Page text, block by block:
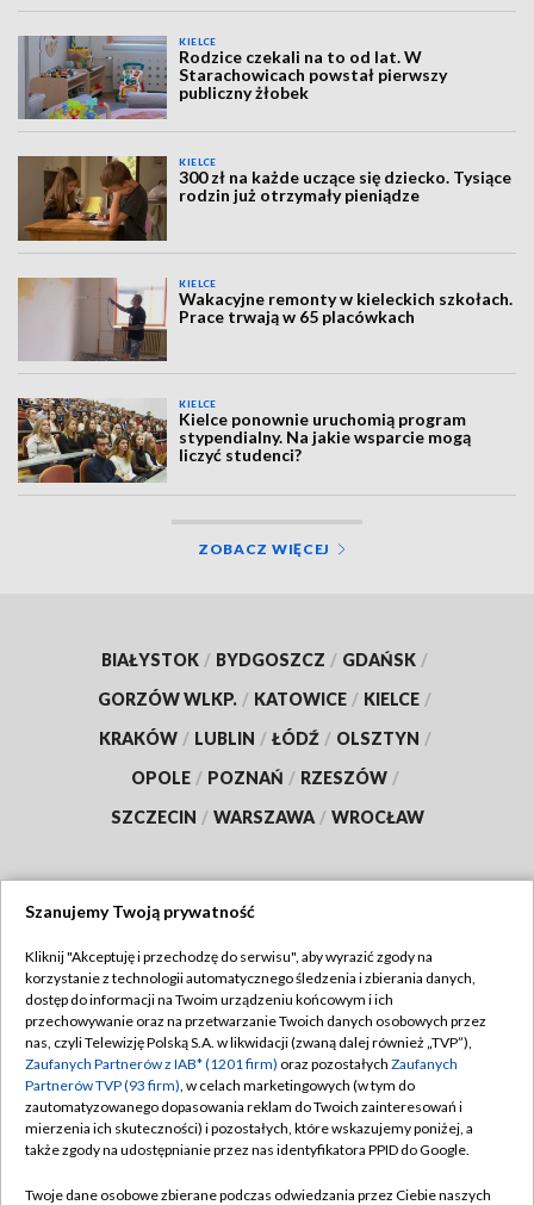
KIELCE
Rodzice czekali na to od lat. W
Starachowicach powstał pierwszy
publiczny żłobek
KIELCE
300 zł na każde uczące się dziecko. Tysiące
rodzin już otrzymały pieniądze
KIELCE
Wakacyjne remonty w kieleckich szkołach.
Prace trwają w 65 placówkach
KIELCE
Kielce ponownie uruchomią program
stypendialny. Na jakie wsparcie mogą
liczyć studenci?
ZOBACZ WIĘCEJ
BIAŁYSTOK / BYDGOSZCZ / GDAŃSK /
GORZÓW WLKP. / KATOWICE / KIELCE /
KRAKÓW / LUBLIN / ŁÓDŹ / OLSZTYN /
OPOLE / POZNAŃ / RZESZÓW /
SZCZECIN / WARSZAWA / WROCŁAW
TVP
Abonament TVP
Emisja w TVP
Centrum informacji TVP
Naziemna Telewizja Cyfrowa
Regulamin TVP
Polityka prywatności
Moje zgody
Pomoc
Szanujemy Twoją prywatność
Kliknij "Akceptuję i przechodzę do serwisu", aby wyrazić zgody na
korzystanie z technologii automatycznego śledzenia i zbierania danych,
dostęp do informacji na Twoim urządzeniu końcowym i ich
przechowywanie oraz na przetwarzanie Twoich danych osobowych przez
nas, czyli Telewizję Polską S.A. w likwidacji (zwaną dalej również „TVP”),
Zaufanych Partnerów z IAB* (1201 firm) oraz pozostałych Zaufanych
Partnerów TVP (93 firm), w celach marketingowych (w tym do
zautomatyzowanego dopasowania reklam do Twoich zainteresowań i
mierzenia ich skuteczności) i pozostałych, które wskazujemy poniżej, a
także zgody na udostępnianie przez nas identyfikatora PPID do Google.
Twoje dane osobowe zbierane podczas odwiedzania przez Ciebie naszych